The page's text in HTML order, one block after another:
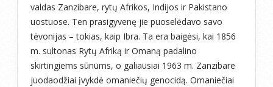
valdas Zanzibare, rytų Afrikos, Indijos ir Pakistano
uostuose. Ten prasigyvenę jie puoselėdavo savo
tėvonijas – tokias, kaip Ibra. Ta era baigėsi, kai 1856
m. sultonas Rytų Afriką ir Omaną padalino
skirtingiems sūnums, o galiausiai 1963 m. Zanzibare
juodaodžiai įvykdė omaniečių genocidą. Omaniečiai